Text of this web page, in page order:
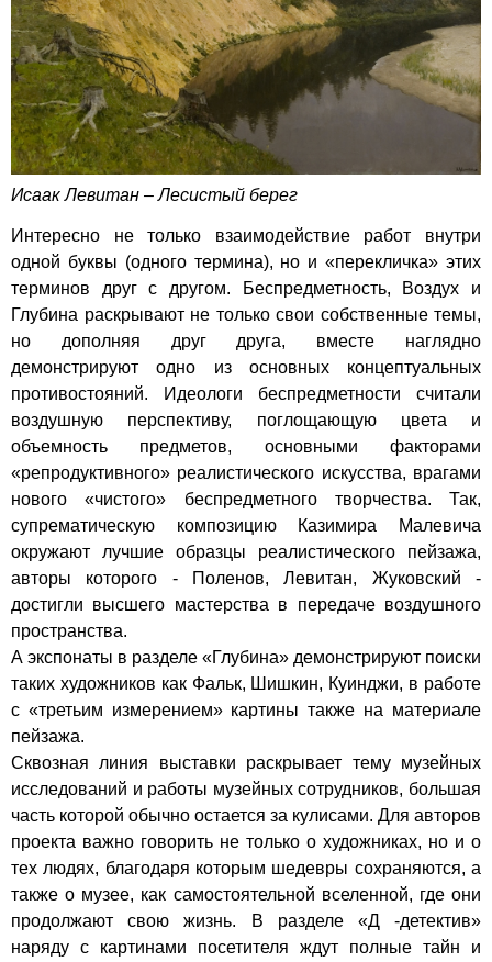
Исаак Левитан – Лесистый берег
Интересно не только взаимодействие работ внутри
одной буквы (одного термина), но и «перекличка» этих
терминов друг с другом. Беспредметность, Воздух и
Глубина раскрывают не только свои собственные темы,
но дополняя друг друга, вместе наглядно
демонстрируют одно из основных концептуальных
противостояний. Идеологи беспредметности считали
воздушную перспективу, поглощающую цвета и
объемность предметов, основными факторами
«репродуктивного» реалистического искусства, врагами
нового «чистого» беспредметного творчества. Так,
супрематическую композицию Казимира Малевича
окружают лучшие образцы реалистического пейзажа,
авторы которого - Поленов, Левитан, Жуковский -
достигли высшего мастерства в передаче воздушного
пространства.
А экспонаты в разделе «Глубина» демонстрируют поиски
таких художников как Фальк, Шишкин, Куинджи, в работе
с «третьим измерением» картины также на материале
пейзажа.
Сквозная линия выставки раскрывает тему музейных
исследований и работы музейных сотрудников, большая
часть которой обычно остается за кулисами. Для авторов
проекта важно говорить не только о художниках, но и о
тех людях, благодаря которым шедевры сохраняются, а
также о музее, как самостоятельной вселенной, где они
продолжают свою жизнь. В разделе «Д -детектив»
наряду с картинами посетителя ждут полные тайн и